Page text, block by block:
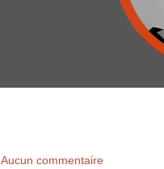
Aucun commentaire